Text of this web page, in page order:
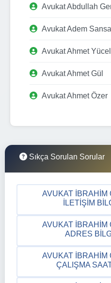
Avukat Abdullah
Avukat Adem
Avukat Ahmet Yücel
Avukat Ahmet Gül
Avukat Ahmet Özer
Sıkça Sorulan Sorular
AVUKAT İBRAHIM
İLETIŞIM
AVUKAT İBRAHIM
ADRES
AVUKAT İBRAHIM
ÇALIŞMA